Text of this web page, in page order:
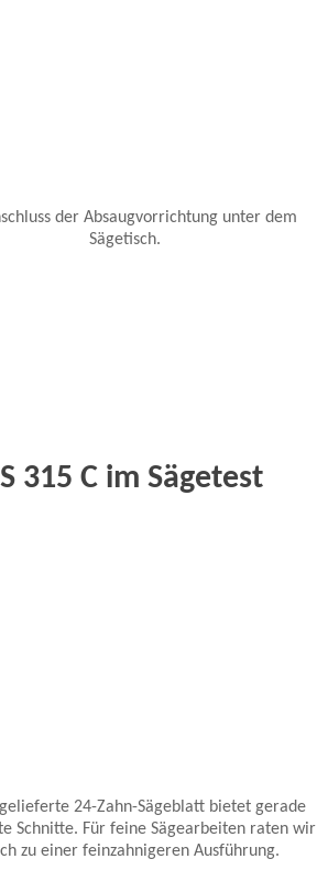
der Absaugvorrichtung unter dem
Sägetisch.
315 C im Sägetest
24-Zahn-Sägeblatt bietet gerade
Schnitte. Für feine Sägearbeiten raten wir
zu einer feinzahnigeren Ausführung.